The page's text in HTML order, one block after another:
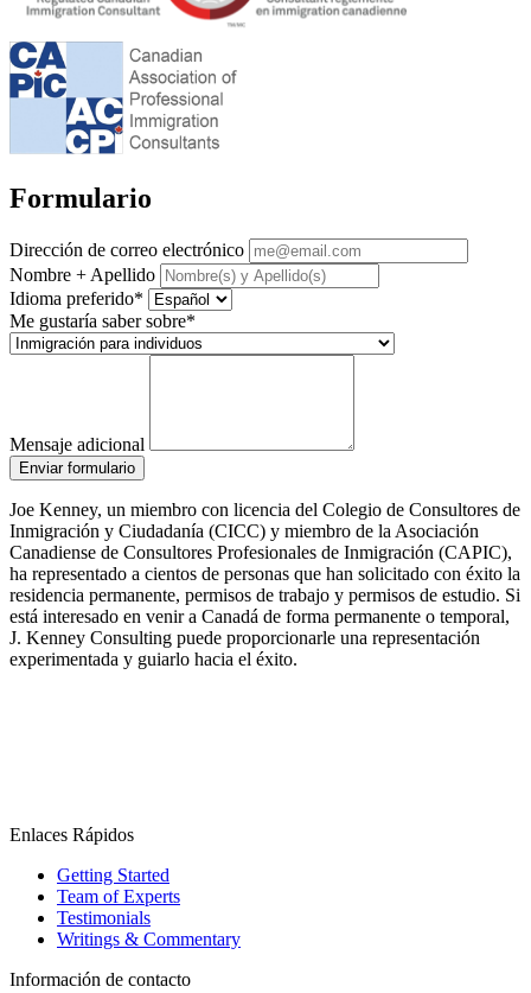
Formulario
Dirección de correo electrónico
Nombre + Apellido
Idioma preferido*
Me gustaría saber sobre*
Mensaje adicional
Enviar formulario
Joe Kenney, un miembro con licencia del Colegio de Consultores de
Inmigración y Ciudadanía (CICC) y miembro de la Asociación
Canadiense de Consultores Profesionales de Inmigración (CAPIC),
ha representado a cientos de personas que han solicitado con éxito la
residencia permanente, permisos de trabajo y permisos de estudio. Si
está interesado en venir a Canadá de forma permanente o temporal,
J. Kenney Consulting puede proporcionarle una representación
experimentada y guiarlo hacia el éxito.
Enlaces Rápidos
Getting Started
Team of Experts
Testimonials
Writings & Commentary
Información de contacto